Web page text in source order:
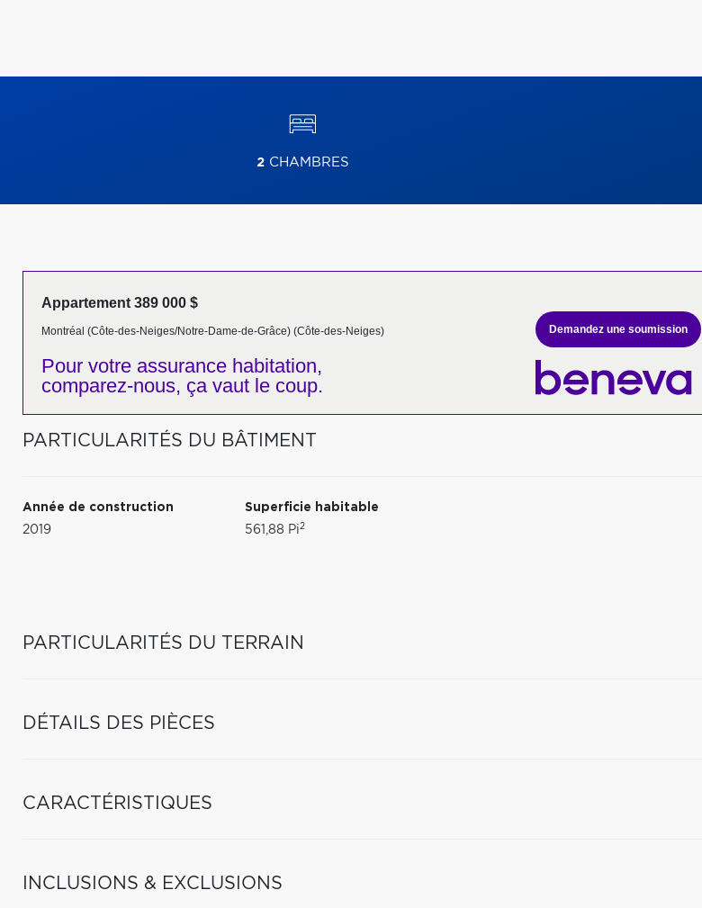
2CHAMBRES
Appartement 389 000 $
Montréal (Côte-des-Neiges/Notre-Dame-de-Grâce) (Côte-des-Neiges)
Pour votre assurance habitation,
comparez-nous, ça vaut le coup.
Demandez une soumission
PARTICULARITÉS DU BÂTIMENT
Année de construction
2019
Superficie habitable
561,88 Pi2
PARTICULARITÉS DU TERRAIN
DÉTAILS DES PIÈCES
CARACTÉRISTIQUES
INCLUSIONS & EXCLUSIONS